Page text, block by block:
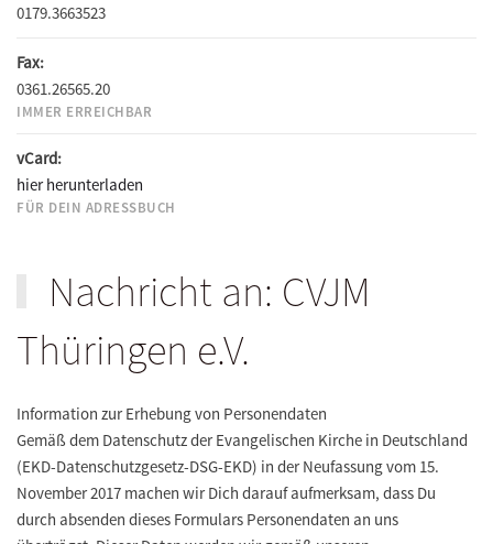
0179.3663523
Fax:
0361.26565.20
IMMER ERREICHBAR
vCard:
hier herunterladen
FÜR DEIN ADRESSBUCH
Nachricht an: CVJM
Thüringen e.V.
Information zur Erhebung von Personendaten
Gemäß dem Datenschutz der Evangelischen Kirche in Deutschland
(EKD-Datenschutzgesetz-DSG-EKD) in der Neufassung vom 15.
November 2017 machen wir Dich darauf aufmerksam, dass Du
durch absenden dieses Formulars Personendaten an uns